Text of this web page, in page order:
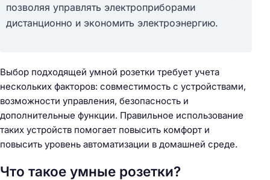
позволяя управлять электроприборами
дистанционно и экономить электроэнергию.
Выбор подходящей умной розетки требует учета
нескольких факторов: совместимость с устройствами,
возможности управления, безопасность и
дополнительные функции. Правильное использование
таких устройств помогает повысить комфорт и
повысить уровень автоматизации в домашней среде.
Что такое умные розетки?